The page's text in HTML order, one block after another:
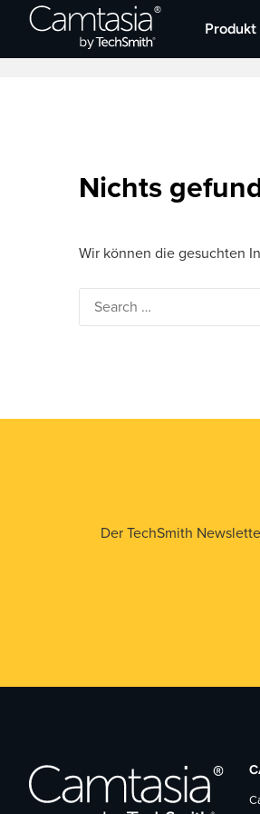
Direkt
Produkt
Neueste Artikel
Nichts
Wir können die gesuchten
Der TechSmith